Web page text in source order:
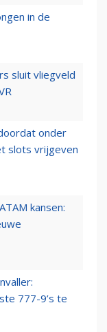
in de
sluit vliegveld
onder
slots vrijgeven
kansen:
777-9’s te